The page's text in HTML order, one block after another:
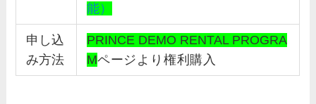
能）
申し込
み方法
PRINCE DEMO RENTAL PROGRA
Mページより権利購入